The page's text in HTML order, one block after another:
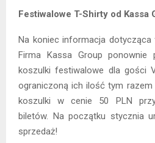
Festiwalowe T-Shirty od Kassa
Na koniec informacja dotycząca
Firma Kassa Group ponownie
koszulki festiwalowe dla gości
ograniczoną ich ilość tym
koszulki w cenie 50 PLN
biletów. Na początku stycznia
sprzedaż!